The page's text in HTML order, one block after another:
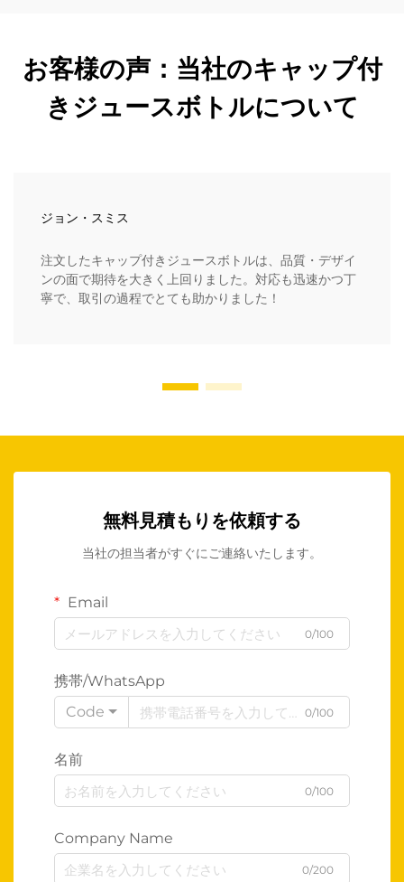
お客様の声：当社のキャップ付
きジュースボトルについて
ジョン・スミス
注文したキャップ付きジュースボトルは、品質・デザイ
ンの面で期待を大きく上回りました。対応も迅速かつ丁
寧で、取引の過程でとても助かりました！
無料見積もりを依頼する
当社の担当者がすぐにご連絡いたします。
Email
0/100
携帯/WhatsApp
Code
0/100
名前
0/100
Company Name
0/200